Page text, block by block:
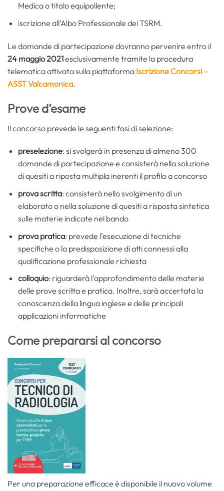
Medica o titolo equipollente;
iscrizione all’Albo Professionale dei TSRM.
Le domande di partecipazione dovranno pervenire entro il
24 maggio 2021esclusivamente tramite la procedura
telematica attivata sulla piattaforma Iscrizione Concorsi –
ASST Valcamonica.
Prove d’esame
Il concorso prevede le seguenti fasi di selezione:
preselezione: si svolgerà in presenza di almeno 300
domande di partecipazione e consisterà nella soluzione
di quesiti a riposta multipla inerenti il profilo a concorso
prova scritta: consisterà nello svolgimento di un
elaborato o nella soluzione di quesiti a risposta sintetica
sulle materie indicate nel bando
prova pratica: prevede l’esecuzione di tecniche
specifiche o la predisposizione di atti connessi alla
qualificazione professionale richiesta
colloquio: riguarderà l’approfondimento delle materie
delle prove scritta e pratica. Inoltre, sarà accertata la
conoscenza della lingua inglese e delle principali
applicazioni informatiche
Come prepararsi al concorso
Per una preparazione efficace è disponibile il nuovo volume